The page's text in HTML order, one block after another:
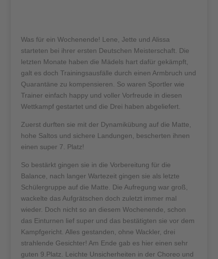
Was für ein Wochenende! Lene, Jette und Alissa
starteten bei ihrer ersten Deutschen Meisterschaft. Die
letzten Monate haben die Mädels hart dafür gekämpft,
galt es doch Trainingsausfälle durch einen Armbruch und
Quarantäne zu kompensieren. So waren Sportler wie
Trainer einfach happy und voller Vorfreude in diesen
Wettkampf gestartet und die Drei haben abgeliefert.
Zuerst durften sie mit der Dynamikübung auf die Matte,
hohe Saltos und sichere Landungen, bescherten ihnen
einen super 7. Platz!
So bestärkt gingen sie in die Vorbereitung für die
Balance, nach langer Wartezeit gingen sie als letzte
Schülergruppe auf die Matte. Die Aufregung war groß,
wackelte das Aufgrätschen doch zuletzt immer mal
wieder. Doch nicht so an diesem Wochenende, schon
das Einturnen lief super und das bestätigten sie vor dem
Kampfgericht. Alles gestanden, ohne Wackler, drei
strahlende Gesichter! Am Ende gab es hier einen sehr
guten 9.Platz. Leichte Unsicherheiten in der Choreo und